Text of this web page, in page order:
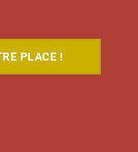
PLACE !